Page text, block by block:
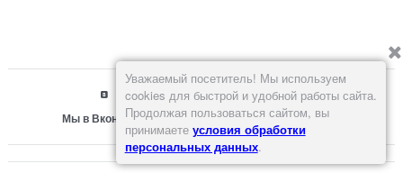
Мы в Вконтакте
Уважаемый посетитель! Мы используем
cookies для быстрой и удобной работы сайта.
Продолжая пользоваться сайтом, вы
принимаете условия обработки
персональных данных.